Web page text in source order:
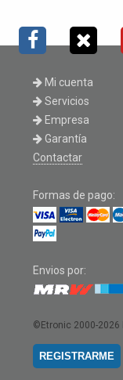
Mi cuenta
Servicios
Empresa
Garantía
Contactar
Formas de pago:
Envios por:
©Etronic 2000-2026
REGISTRARME